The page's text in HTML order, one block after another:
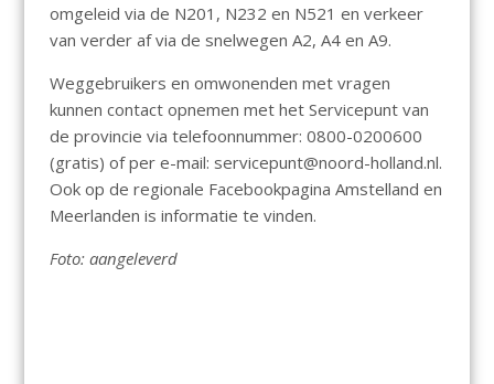
omgeleid via de N201, N232 en N521 en verkeer
van verder af via de snelwegen A2, A4 en A9.
Weggebruikers en omwonenden met vragen
kunnen contact opnemen met het Servicepunt van
de provincie via telefoonnummer: 0800-0200600
(gratis) of per e-mail: servicepunt@noord-holland.nl.
Ook op de regionale Facebookpagina Amstelland en
Meerlanden is informatie te vinden.
Foto: aangeleverd